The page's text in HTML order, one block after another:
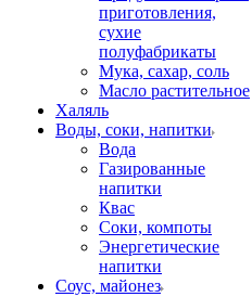
приготовления,
сухие
полуфабрикаты
Мука, сахар, соль
Масло растительное
Халяль
Воды, соки, напитки
Вода
Газированные
напитки
Квас
Соки, компоты
Энергетические
напитки
Соус, майонез